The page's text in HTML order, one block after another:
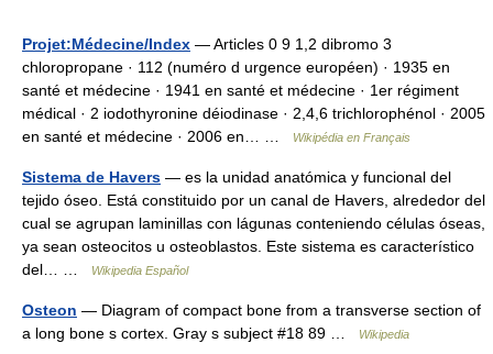
Projet:Médecine/Index — Articles 0 9 1,2 dibromo 3
chloropropane · 112 (numéro d urgence européen) · 1935 en
santé et médecine · 1941 en santé et médecine · 1er régiment
médical · 2 iodothyronine déiodinase · 2,4,6 trichlorophénol · 2005
en santé et médecine · 2006 en… …
Wikipédia en Français
Sistema de Havers — es la unidad anatómica y funcional del
tejido óseo. Está constituido por un canal de Havers, alrededor del
cual se agrupan laminillas con lágunas conteniendo células óseas,
ya sean osteocitos u osteoblastos. Este sistema es característico
del… …
Wikipedia Español
Osteon — Diagram of compact bone from a transverse section of
a long bone s cortex. Gray s subject #18 89 …
Wikipedia